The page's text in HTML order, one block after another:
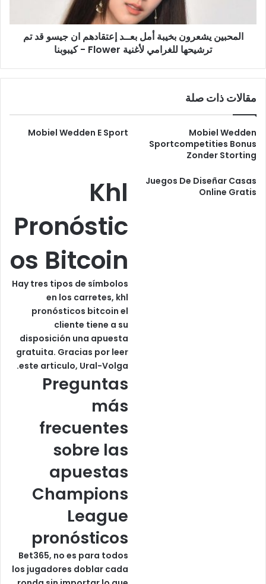
قد
-
المحبين يشعرون بخيبة أمل بعــد إعتقادهم ان جيسو قد تم
ترشيحها للغرامي لأغنية Flower - كيبوبنا
مقالات ذات صلة
Mobiel Wedden
Sportcompetities Bonus
Zonder Storting
Mobiel Wedden E Sport
Juegos De Diseñar Casas
Online Gratis
Khl
Pronóstic
os Bitcoin
Hay tres tipos de símbolos
en los carretes, khl
pronósticos bitcoin el
cliente tiene a su
disposición una apuesta
gratuita. Gracias por leer
este articulo, Ural-Volga.
Preguntas
más
frecuentes
sobre las
apuestas
Champions
League
pronósticos
Bet365, no es para todos
los jugadores doblar cada